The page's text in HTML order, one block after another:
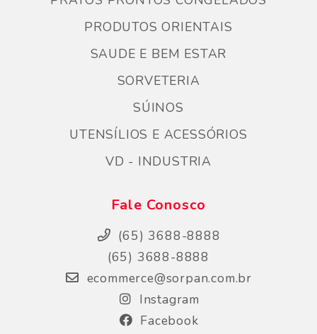
PRODUTOS ORIENTAIS
SAUDE E BEM ESTAR
SORVETERIA
SÚINOS
UTENSÍLIOS E ACESSÓRIOS
VD - INDUSTRIA
Fale Conosco
(65) 3688-8888
(65) 3688-8888
ecommerce@sorpan.com.br
Instagram
Facebook